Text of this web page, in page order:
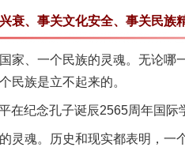
、事关文化安全、事关民族
、一个民族的灵魂。无论哪
民族是立不起来的。
念孔子诞辰2565周年国际
魂。历史和现实都表明，一